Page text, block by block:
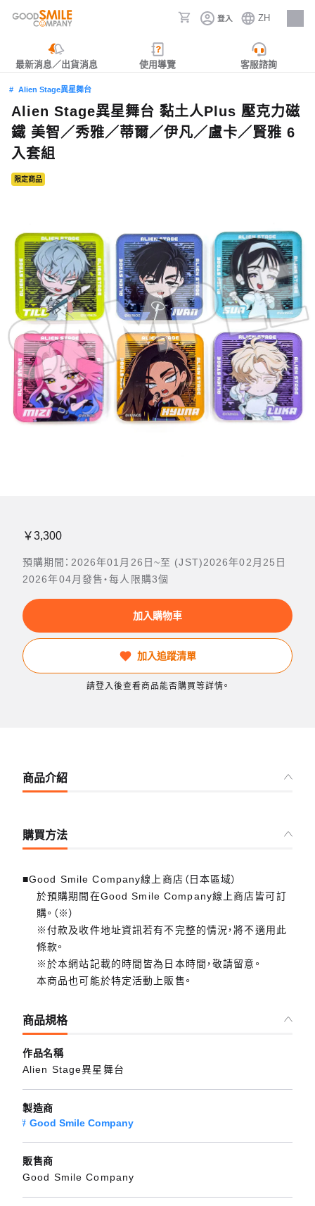
登入 ZH
人才招募
最新消息／出貨消息 使用導覽 客服諮詢
Alien Stage異星舞台
Alien Stage異星舞台 黏土人Plus 壓克力磁
鐵 美智／秀雅／蒂爾／伊凡／盧卡／賢雅 6
入套組
限定商品
￥3,300
預購期間：2026年01月26日~至 (JST)2026年02月25日
2026年04月發售・每人限購3個
加入購物車
加入追蹤清單
請登入後查看商品能否購買等詳情。
商品介紹
購買方法
■Good Smile Company線上商店（日本區域）
於預購期間在Good Smile Company線上商店皆可訂
購。（※）
※付款及收件地址資訊若有不完整的情況，將不適用此
條款。
※於本網站記載的時間皆為日本時間，敬請留意。
本商品也可能於特定活動上販售。
商品規格
作品名稱
Alien Stage異星舞台
製造商
Good Smile Company
販售商
Good Smile Company